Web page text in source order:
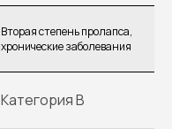
Вторая степень пролапса,
хронические заболевания
Категория В